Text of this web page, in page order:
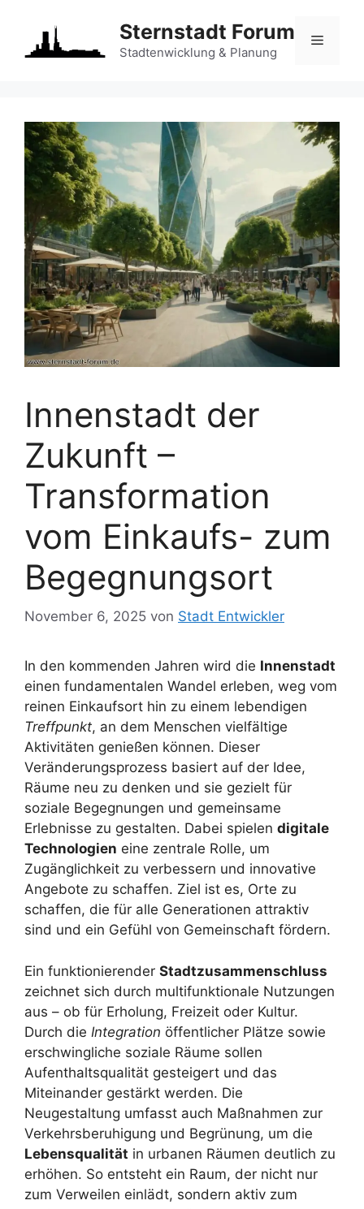
springen
Sternstadt Forum
Stadtenwicklung & Planung
Menü
Innenstadt der
Zukunft –
Transformation
vom Einkaufs- zum
Begegnungsort
November 6, 2025 von Stadt Entwickler
In den kommenden Jahren wird die Innenstadt
einen fundamentalen Wandel erleben, weg vom
reinen Einkaufsort hin zu einem lebendigen
Treffpunkt, an dem Menschen vielfältige
Aktivitäten genießen können. Dieser
Veränderungsprozess basiert auf der Idee,
Räume neu zu denken und sie gezielt für
soziale Begegnungen und gemeinsame
Erlebnisse zu gestalten. Dabei spielen digitale
Technologien eine zentrale Rolle, um
Zugänglichkeit zu verbessern und innovative
Angebote zu schaffen. Ziel ist es, Orte zu
schaffen, die für alle Generationen attraktiv
sind und ein Gefühl von Gemeinschaft fördern.
Ein funktionierender Stadtzusammenschluss
zeichnet sich durch multifunktionale Nutzungen
aus – ob für Erholung, Freizeit oder Kultur.
Durch die Integration öffentlicher Plätze sowie
erschwingliche soziale Räume sollen
Aufenthaltsqualität gesteigert und das
Miteinander gestärkt werden. Die
Neugestaltung umfasst auch Maßnahmen zur
Verkehrsberuhigung und Begrünung, um die
Lebensqualität in urbanen Räumen deutlich zu
erhöhen. So entsteht ein Raum, der nicht nur
zum Verweilen einlädt, sondern aktiv zum